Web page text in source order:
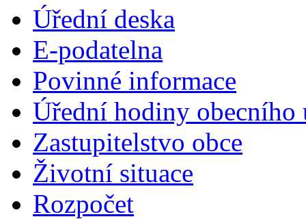
Úřední deska
E-podatelna
Povinné informace
Úřední hodiny obecního
Zastupitelstvo obce
Životní situace
Rozpočet